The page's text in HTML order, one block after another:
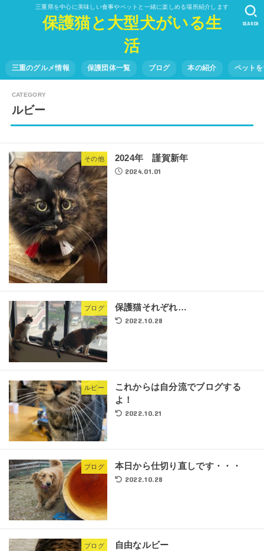
三重県を中心に美味しい食事やペットと一緒に楽しめる場所紹介します
保護猫と大型犬がいる生
活
三重のグルメ情報 保護団体一覧 ブログ 本の紹介 ペット
SEARCH
ルビー
その他 2024年 謹賀新年
2024.01.01
ブログ 保護猫それぞれ…
2022.10.28
ルビー
これからは自分流でブログする
よ！
2022.10.21
ブログ 本日から仕切り直しです・・・
2022.10.28
ブログ 自由なルビー